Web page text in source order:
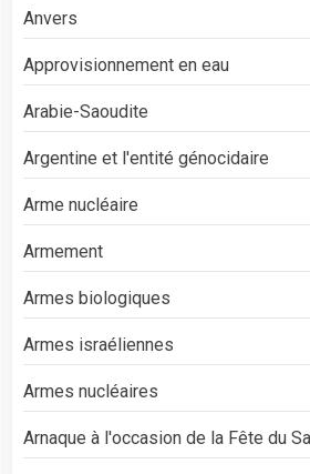
Anvers
Approvisionnement en eau
Arabie-Saoudite
Argentine et l'entité génocidaire
Arme nucléaire
Armement
Armes biologiques
Armes israéliennes
Armes nucléaires
Arnaque à l'occasion de la Fête du